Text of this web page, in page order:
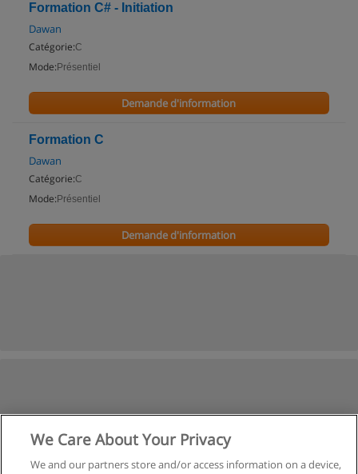
Formation C# - Initiation
Dawan
Catégorie:C
Mode: Présentiel
Demande d'information
Formation C
Dawan
Catégorie:C
Mode: Présentiel
Demande d'information
We Care About Your Privacy
We and our partners store and/or access information on a device,